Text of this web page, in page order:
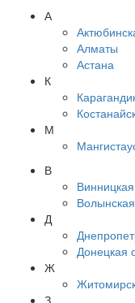
А
Алматы
Астана
К
М
В
Д
Донецкая
Ж
З